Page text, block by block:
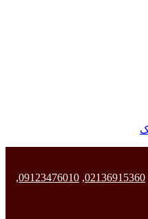
02136915360
,
09123476010
,